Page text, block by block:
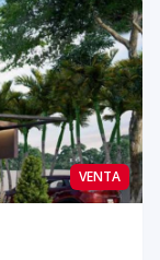
VENTA